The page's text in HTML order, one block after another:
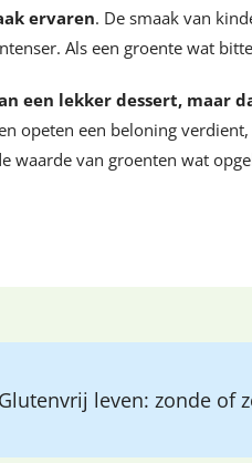
ervaren. De smaak van
Als een groente wat
een lekker dessert, maar
opeten een beloning
waarde van groenten wat
Glutenvrij leven: zonde of